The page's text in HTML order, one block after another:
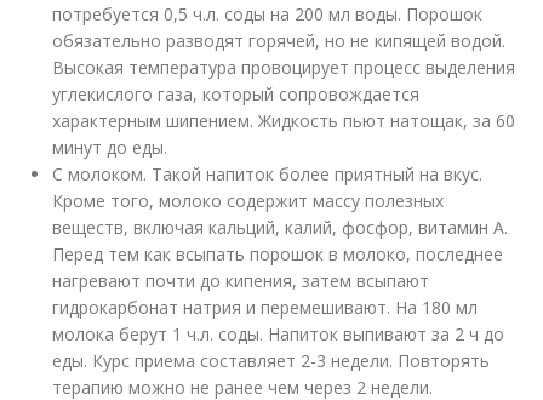
потребуется 0,5 ч.л. соды на 200 мл воды. Порошок
обязательно разводят горячей, но не кипящей водой.
Высокая температура провоцирует процесс выделения
углекислого газа, который сопровождается
характерным шипением. Жидкость пьют натощак, за 60
минут до еды.
С молоком. Такой напиток более приятный на вкус.
Кроме того, молоко содержит массу полезных
веществ, включая кальций, калий, фосфор, витамин A.
Перед тем как всыпать порошок в молоко, последнее
нагревают почти до кипения, затем всыпают
гидрокарбонат натрия и перемешивают. На 180 мл
молока берут 1 ч.л. соды. Напиток выпивают за 2 ч до
еды. Курс приема составляет 2-3 недели. Повторять
терапию можно не ранее чем через 2 недели.